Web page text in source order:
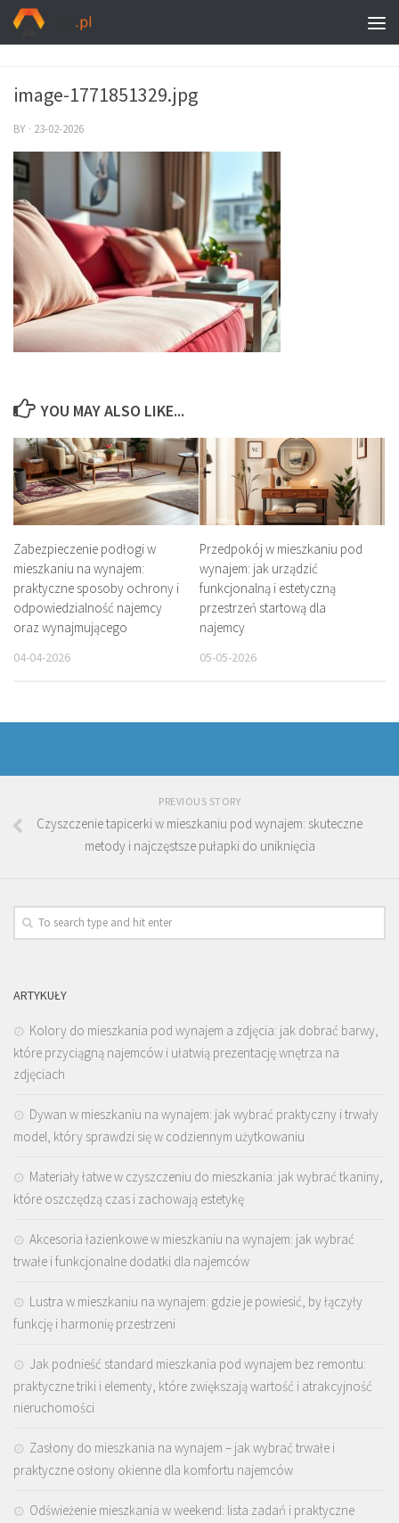
image-1771851329.jpg
BY · 23-02-2026
YOU MAY ALSO LIKE...
Zabezpieczenie podłogi w
mieszkaniu na wynajem:
praktyczne sposoby ochrony i
odpowiedzialność najemcy
oraz wynajmującego
04-04-2026
Przedpokój w mieszkaniu pod
wynajem: jak urządzić
funkcjonalną i estetyczną
przestrzeń startową dla
najemcy
05-05-2026
PREVIOUS STORY
Czyszczenie tapicerki w mieszkaniu pod wynajem: skuteczne
metody i najczęstsze pułapki do uniknięcia
ARTYKUŁY
Kolory do mieszkania pod wynajem a zdjęcia: jak dobrać barwy,
które przyciągną najemców i ułatwią prezentację wnętrza na
zdjęciach
Dywan w mieszkaniu na wynajem: jak wybrać praktyczny i trwały
model, który sprawdzi się w codziennym użytkowaniu
Materiały łatwe w czyszczeniu do mieszkania: jak wybrać tkaniny,
które oszczędzą czas i zachowają estetykę
Akcesoria łazienkowe w mieszkaniu na wynajem: jak wybrać
trwałe i funkcjonalne dodatki dla najemców
Lustra w mieszkaniu na wynajem: gdzie je powiesić, by łączyły
funkcję i harmonię przestrzeni
Jak podnieść standard mieszkania pod wynajem bez remontu:
praktyczne triki i elementy, które zwiększają wartość i atrakcyjność
nieruchomości
Zasłony do mieszkania na wynajem – jak wybrać trwałe i
praktyczne osłony okienne dla komfortu najemców
Odświeżenie mieszkania w weekend: lista zadań i praktyczne